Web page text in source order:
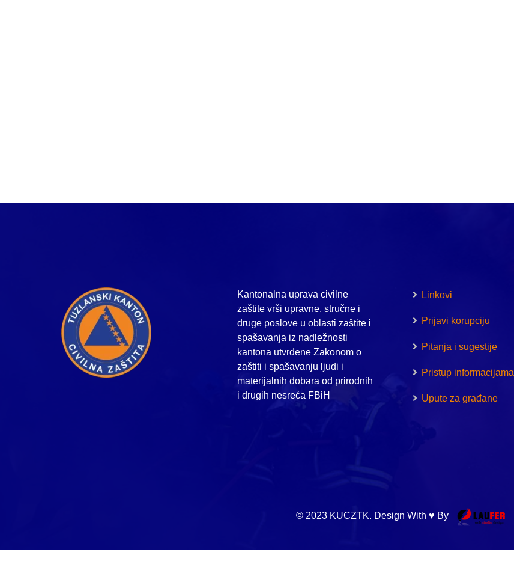
Kantonalna uprava civilne
zaštite vrši upravne, stručne i
druge poslove u oblasti zaštite i
spašavanja iz nadležnosti
kantona utvrđene Zakonom o
zaštiti i spašavanju ljudi i
materijalnih dobara od prirodnih
i drugih nesreća FBiH
Linkovi
Prijavi korupciju
Pitanja i sugestije
Pristup informacijama
Upute za građane
© 2023 KUCZTK. Design With ♥ By